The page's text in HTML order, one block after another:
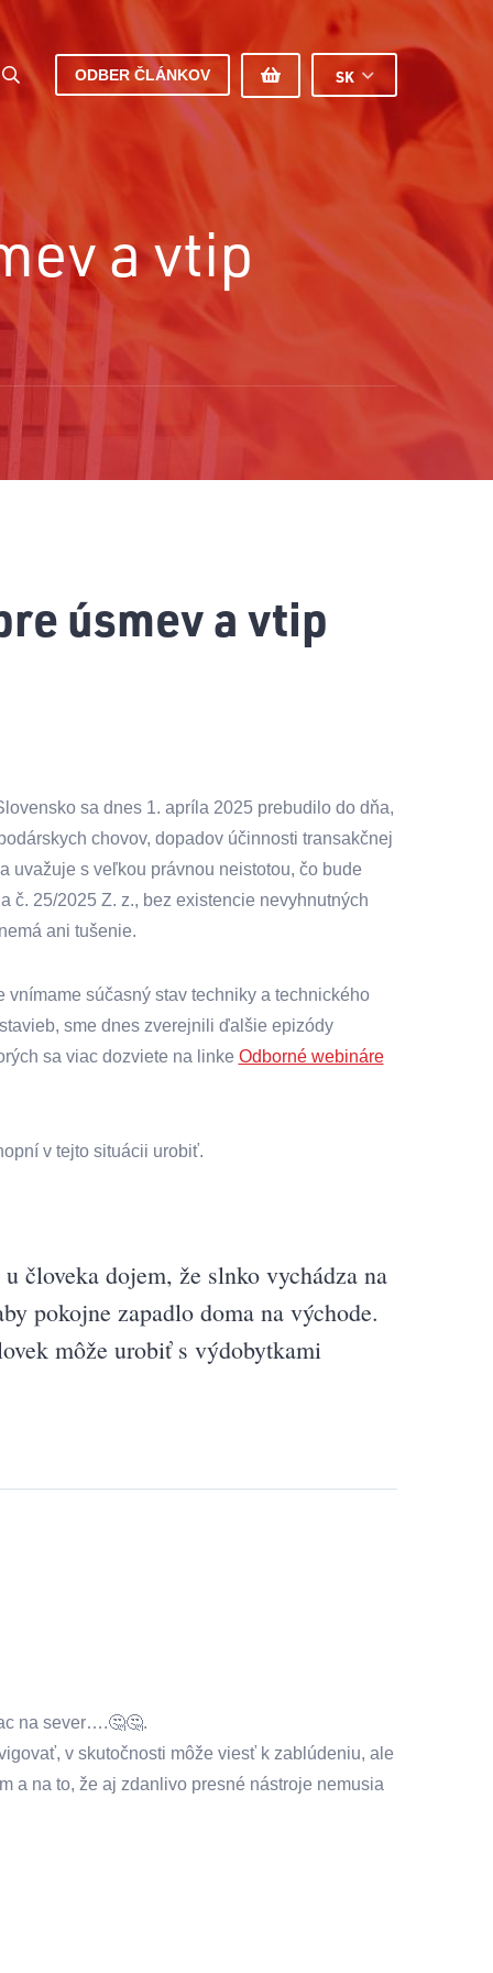
ODBER ČLÁNKOV SK
a vtip
úsmev a vtip
sa dnes 1. apríla 2025 prebudilo do dňa,
chovov, dopadov účinnosti transakčnej
uvažuje s veľkou právnou neistotou, čo bude
č. 25/2025 Z. z., bez existencie nevyhnutných
ani tušenie.
súčasný stav techniky a technického
sme dnes zverejnili ďalšie epizódy
sa viac dozviete na linke Odborné webináre
v tejto situácii urobiť.
človeka dojem, že slnko vychádza na
pokojne zapadlo doma na východe.
môže urobiť s výdobytkami
na sever….🤔🤔.
v skutočnosti môže viesť k zablúdeniu, ale
a na to, že aj zdanlivo presné nástroje nemusia